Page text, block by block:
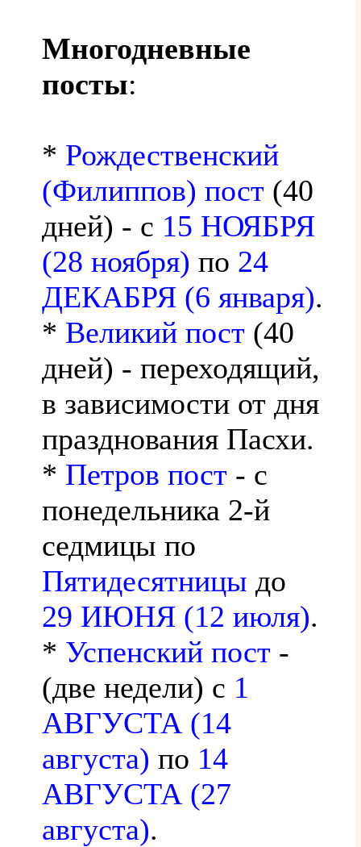
Многодневные
посты:
* Рождественский
(Филиппов) пост (40
дней) - с 15 НОЯБРЯ
(28 ноября) по 24
ДЕКАБРЯ (6 января).
* Великий пост (40
дней) - переходящий,
в зависимости от дня
празднования Пасхи.
* Петров пост - с
понедельника 2-й
седмицы по
Пятидесятницы до
29 ИЮНЯ (12 июля).
* Успенский пост -
(две недели) с 1
АВГУСТА (14
августа) по 14
АВГУСТА (27
августа).